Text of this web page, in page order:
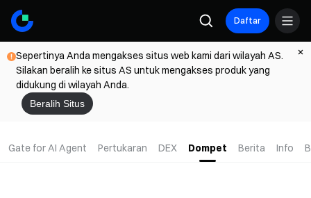
Daftar
Sepertinya Anda mengakses situs web kami dari wilayah AS.
Silakan beralih ke situs AS untuk mengakses produk yang
didukung di wilayah Anda.
Beralih Situs
Gate for AI Agent Pertukaran DEX Dompet Berita Info